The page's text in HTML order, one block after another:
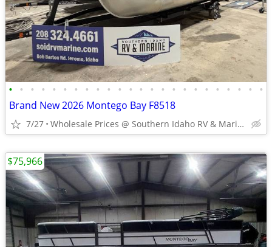
• • • • • • • • • • • • • • • • • • • • • • • •
Brand New 2026 Montego Bay F8518
7/27 Wholesale Prices @ Southern Idaho RV & Marine
$75,966